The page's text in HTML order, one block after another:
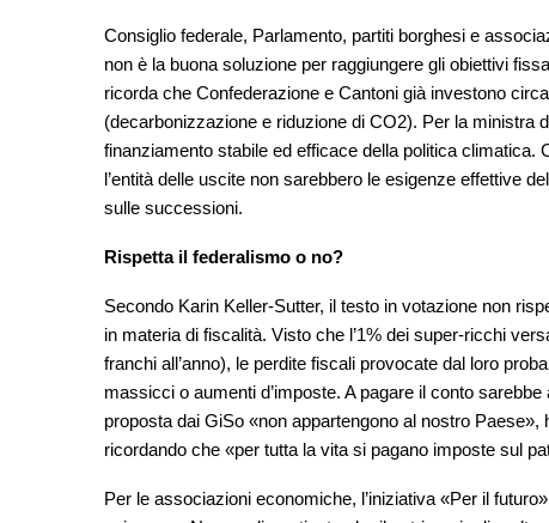
Consiglio federale, Parlamento, partiti borghesi e
non è la buona soluzione per raggiungere gli obiettivi
ricorda che Confederazione e Cantoni già investono
(decarbonizzazione e riduzione di CO2). Per la ministra
finanziamento stabile ed efficace della politica climatica.
l’entità delle uscite non sarebbero le esigenze effettive
sulle successioni.
Rispetta il federalismo o no?
Secondo Karin Keller-Sutter, il testo in votazione non
in materia di fiscalità. Visto che l’1% dei super-ricchi
franchi all’anno), le perdite fiscali provocate dal loro
massicci o aumenti d’imposte. A pagare il conto
proposta dai GiSo «non appartengono al nostro
ricordando che «per tutta la vita si pagano imposte sul
Per le associazioni economiche, l’iniziativa «Per il